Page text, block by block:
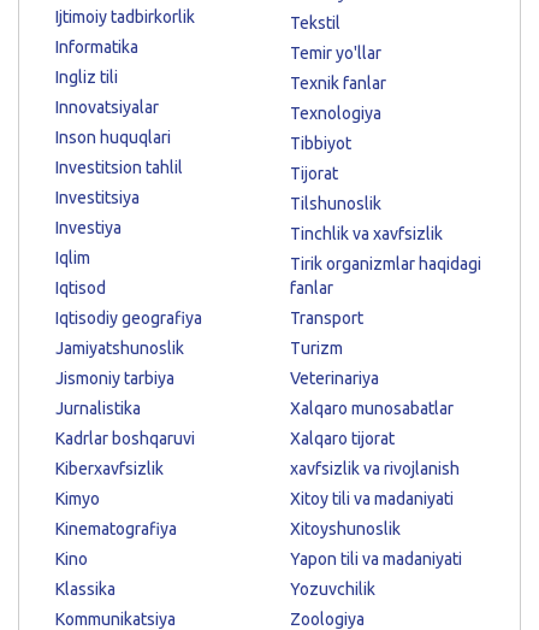
Ijtimoiy tadbirkorlik
Informatika
Ingliz tili
Innovatsiyalar
Inson huquqlari
Investitsion tahlil
Investitsiya
Investiya
Iqlim
Iqtisod
Iqtisodiy geografiya
Jamiyatshunoslik
Jismoniy tarbiya
Jurnalistika
Kadrlar boshqaruvi
Kiberxavfsizlik
Kimyo
Kinematografiya
Kino
Klassika
Kommunikatsiya
Tekstil
Temir yo'llar
Texnik fanlar
Texnologiya
Tibbiyot
Tijorat
Tilshunoslik
Tinchlik va xavfsizlik
Tirik organizmlar haqidagi
fanlar
Transport
Turizm
Veterinariya
Xalqaro munosabatlar
Xalqaro tijorat
xavfsizlik va rivojlanish
Xitoy tili va madaniyati
Xitoyshunoslik
Yapon tili va madaniyati
Yozuvchilik
Zoologiya